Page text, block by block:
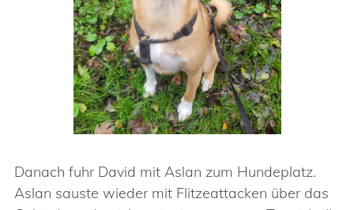
Danach fuhr David mit Aslan zum Hundeplatz.
Aslan sauste wieder mit Flitzeattacken über das